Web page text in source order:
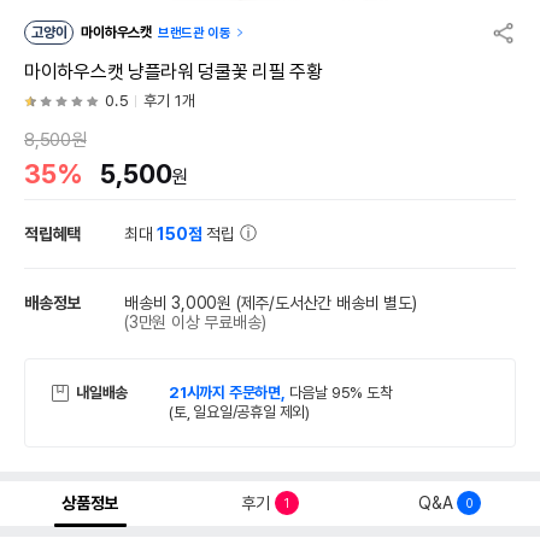
고양이 마이하우스캣 브랜드관 이동
마이하우스캣 냥플라워 덩쿨꽃 리필 주황
0.5 후기 1개
8,500원
35% 5,500원
적립혜택 최대150점 적립
배송정보 배송비 3,000원 (제주/도서산간 배송비 별도)
(3만원 이상 무료배송)
내일배송 21시까지 주문하면, 다음날 95% 도착
(토, 일요일/공휴일 제외)
상품정보 후기 1 Q&A 0